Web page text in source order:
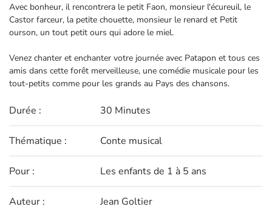
Avec bonheur, il rencontrera le petit Faon, monsieur l'écureuil, le
Castor farceur, la petite chouette, monsieur le renard et Petit
ourson, un tout petit ours qui adore le miel.
Venez chanter et enchanter votre journée avec Patapon et tous ces
amis dans cette forêt merveilleuse, une comédie musicale pour les
tout-petits comme pour les grands au Pays des chansons.
Durée : 30 Minutes
Thématique : Conte musical
Pour : Les enfants de 1 à 5 ans
Auteur : Jean Goltier